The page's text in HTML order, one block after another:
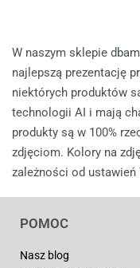
W naszym sklepie
najlepszą prezentację
niektórych produktów
technologii AI i mają
produkty są w 100%
zdjęciom. Kolory na
zależności od ustawień
POMOC
Nasz blog